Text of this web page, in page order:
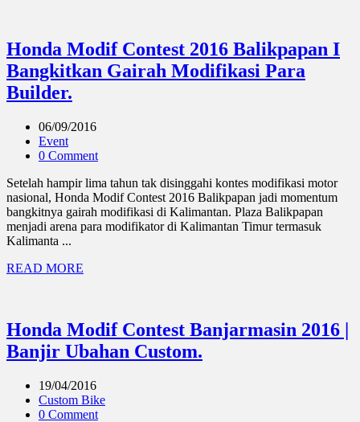
Honda Modif Contest 2016 Balikpapan I
Bangkitkan Gairah Modifikasi Para
Builder.
06/09/2016
Event
0 Comment
Setelah hampir lima tahun tak disinggahi kontes modifikasi motor
nasional, Honda Modif Contest 2016 Balikpapan jadi momentum
bangkitnya gairah modifikasi di Kalimantan. Plaza Balikpapan
menjadi arena para modifikator di Kalimantan Timur termasuk
Kalimanta ...
READ MORE
Honda Modif Contest Banjarmasin 2016 |
Banjir Ubahan Custom.
19/04/2016
Custom Bike
0 Comment